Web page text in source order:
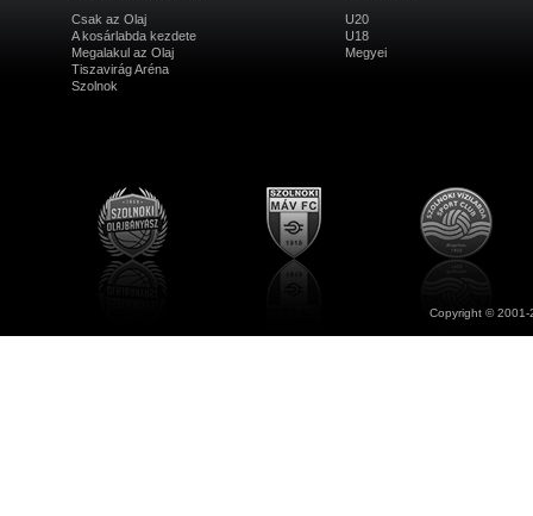
Csak az Olaj
A kosárlabda kezdete
Megalakul az Olaj
Tiszavirág Aréna
Szolnok
U20
U18
Megyei
Copyright ©